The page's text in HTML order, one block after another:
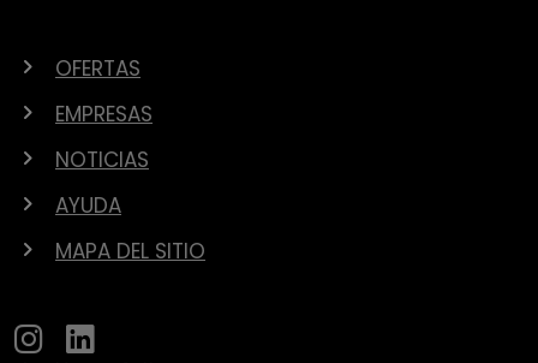
OFERTAS
EMPRESAS
NOTICIAS
AYUDA
MAPA DEL SITIO